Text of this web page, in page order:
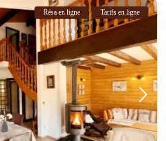
Résa en ligne Tarifs en ligne